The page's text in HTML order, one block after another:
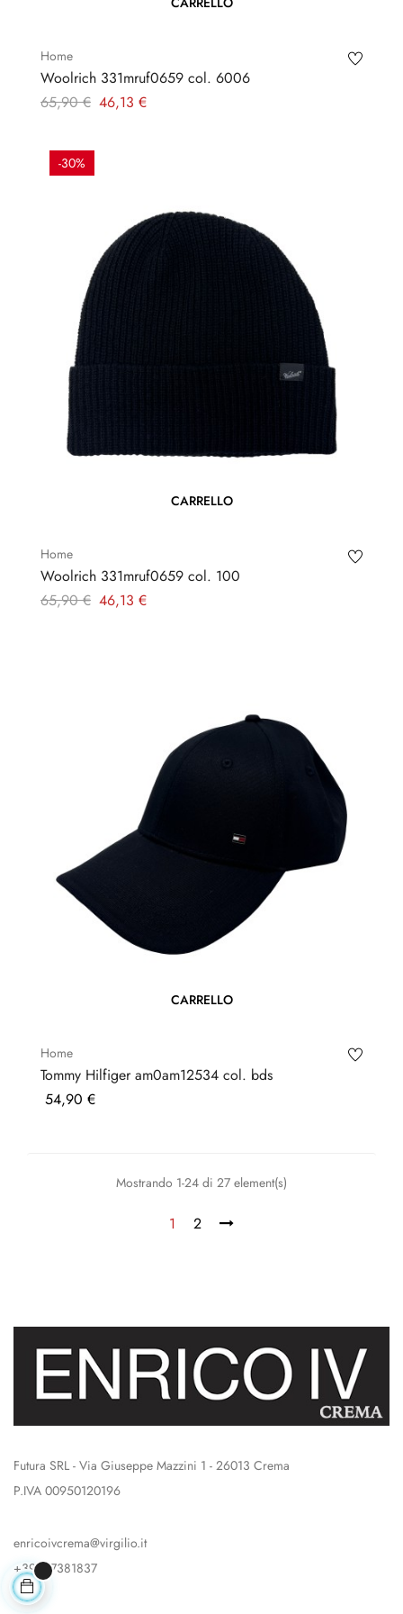
Home
Woolrich 331mruf0659 col. 6006
Prezzo
65,90 € Prezzo
46,13 €
-30%
CARRELLO
Home
Woolrich 331mruf0659 col. 100
Prezzo
65,90 € Prezzo
46,13 €
CARRELLO
Home
Tommy Hilfiger am0am12534 col. bds
Prezzo
54,90 €
Mostrando 1-24 di 27 element(s)
1 2
Futura SRL - Via Giuseppe Mazzini 1 - 26013 Crema
P.IVA 00950120196
enricoivcrema@virgilio.it
+39037381837